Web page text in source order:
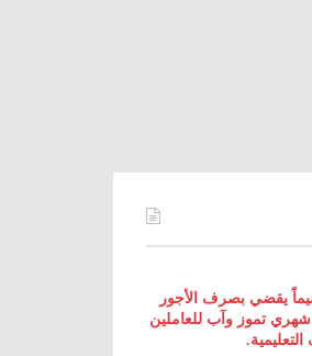
يقضي بصرف الأجور
تموز وآب للعاملين